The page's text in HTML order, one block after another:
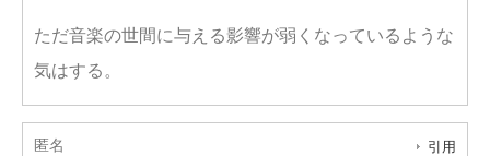
ただ音楽の世間に与える影響が弱くなっているような
気はする。
匿名 引用